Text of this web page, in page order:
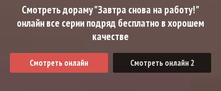
Смотреть дораму "Завтра снова на работу!"
онлайн все серии подряд бесплатно в хорошем
качестве
Смотреть онлайн Смотреть онлайн 2